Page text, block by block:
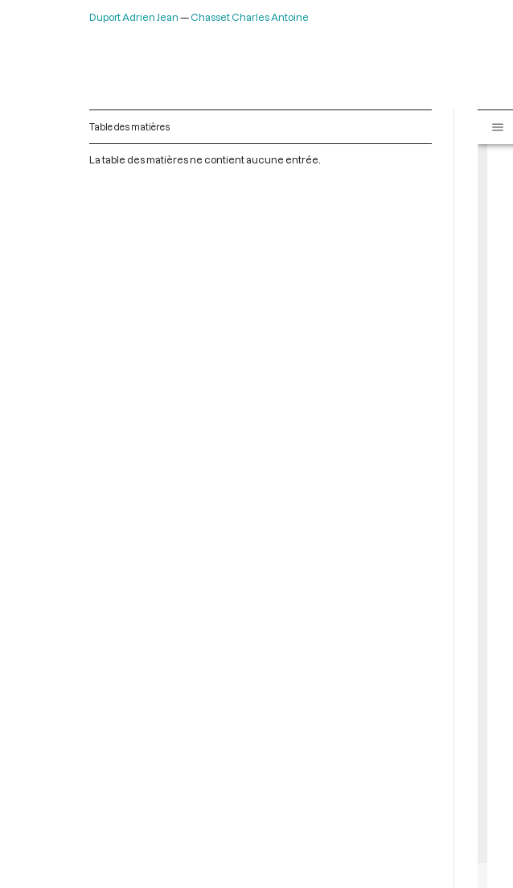
Duport Adrien Jean Chasset Charles Antoine
Table des matières
La table des matières ne contient aucune entrée.
s